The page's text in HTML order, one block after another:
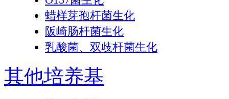
蜡样芽孢杆菌生化
阪崎肠杆菌生化
乳酸菌、双歧杆菌生化
其他培养基